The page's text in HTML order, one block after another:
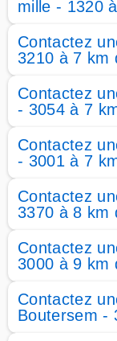
mille - 1320
Contactez
3210 à 7 km
Contactez
- 3054 à 7
Contactez
- 3001 à 7
Contactez
3370 à 8 km
Contactez
3000 à 9 km
Contactez
Boutersem -